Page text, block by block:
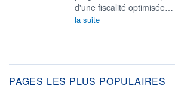
d'une fiscalité optimisée…
la suite
PAGES LES PLUS POPULAIRES